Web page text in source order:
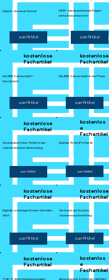
Digital – das neue Normal
zum Artikel
MDR – wiederkehrende Fragen
einfach beantwortet
zum Artikel
Die BEB Zahntechnik® –
Das Update
kostenlose
Fachartikel
zum Artikel
Die BEB Zahntechnik® in der Praxis
kostenlose
Fachartikel
zum Artikel
Von banal bis fatal – Fehler in der
zahntechnischen Abrechnung
kostenlose
Fachartikel
zum Artikel
Digitale (Total-)Prothetik
kostenlos
e
Fachartikel
zum Artikel
Digitale Leistungen in einer dentalen
Welt
kostenlose
Fachartikel
zum Artikel
Die Kunst der Kosten-
stundensatzermittlung
kostenlose
Fachartikel
zum Artikel
1 Fall – 8 Abrechnungsszenarien
kostenlose
Fachartikel
Abrechnung in Zeiten der digitalen
kostenlos
e
Fachartikel